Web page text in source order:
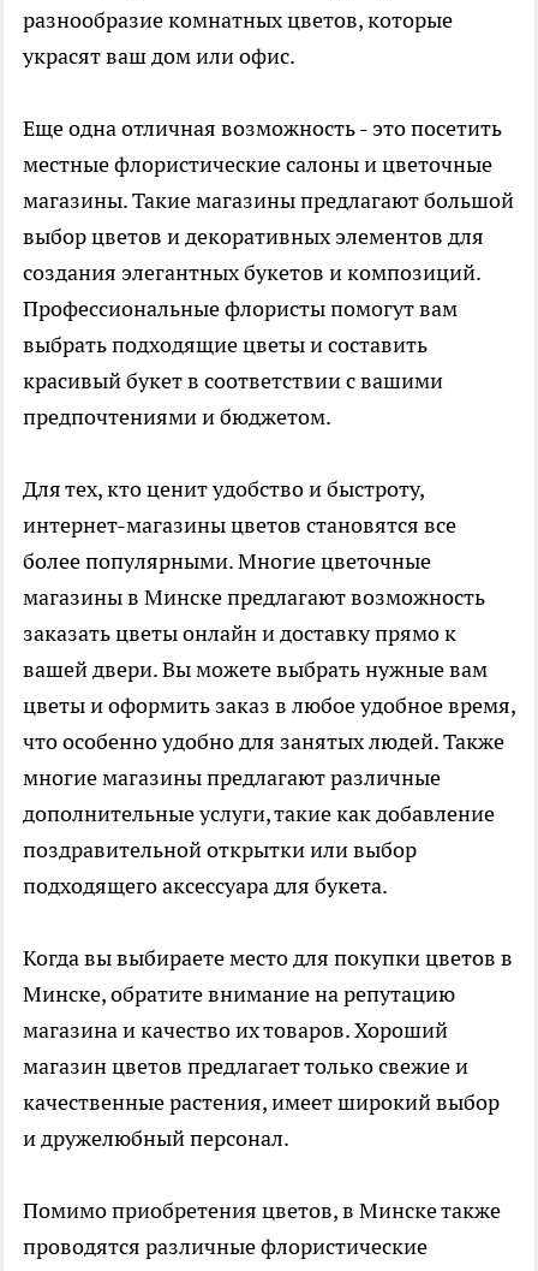
разнообразие комнатных цветов, которые
украсят ваш дом или офис.
Еще одна отличная возможность - это посетить
местные флористические салоны и цветочные
магазины. Такие магазины предлагают большой
выбор цветов и декоративных элементов для
создания элегантных букетов и композиций.
Профессиональные флористы помогут вам
выбрать подходящие цветы и составить
красивый букет в соответствии с вашими
предпочтениями и бюджетом.
Для тех, кто ценит удобство и быстроту,
интернет-магазины цветов становятся все
более популярными. Многие цветочные
магазины в Минске предлагают возможность
заказать цветы онлайн и доставку прямо к
вашей двери. Вы можете выбрать нужные вам
цветы и оформить заказ в любое удобное время,
что особенно удобно для занятых людей. Также
многие магазины предлагают различные
дополнительные услуги, такие как добавление
поздравительной открытки или выбор
подходящего аксессуара для букета.
Когда вы выбираете место для покупки цветов в
Минске, обратите внимание на репутацию
магазина и качество их товаров. Хороший
магазин цветов предлагает только свежие и
качественные растения, имеет широкий выбор
и дружелюбный персонал.
Помимо приобретения цветов, в Минске также
проводятся различные флористические